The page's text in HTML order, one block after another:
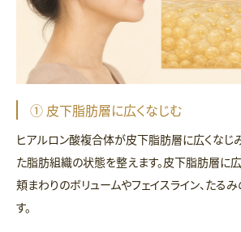
① 皮下脂肪層に広くなじむ
ヒアルロン酸複合体が皮下脂肪層に広くなじ
た脂肪組織の状態を整えます。皮下脂肪層に広
頬まわりのボリュームやフェイスライン、たる
す。